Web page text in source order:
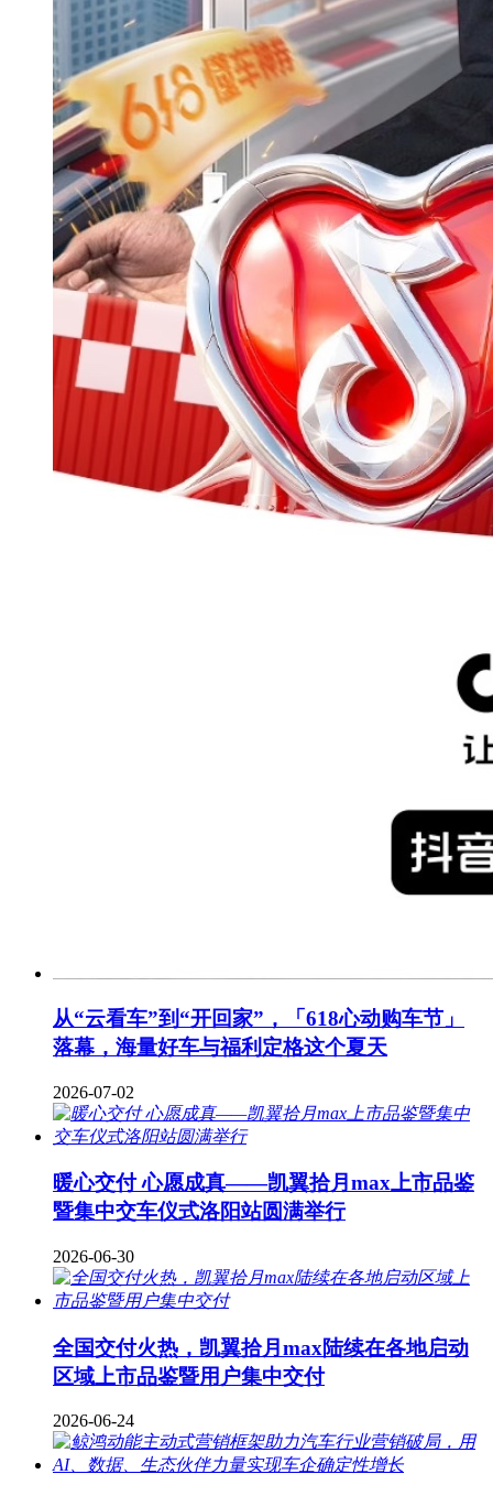
从“云看车”到“开回家”，「618心动购车节」
落幕，海量好车与福利定格这个夏天
2026-07-02
暖心交付 心愿成真——凯翼拾月max上市品鉴
暨集中交车仪式洛阳站圆满举行
2026-06-30
全国交付火热，凯翼拾月max陆续在各地启动
区域上市品鉴暨用户集中交付
2026-06-24